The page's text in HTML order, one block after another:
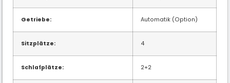
Getriebe: Automatik (Option)
Sitzplätze: 4
Schlafplätze: 2+2